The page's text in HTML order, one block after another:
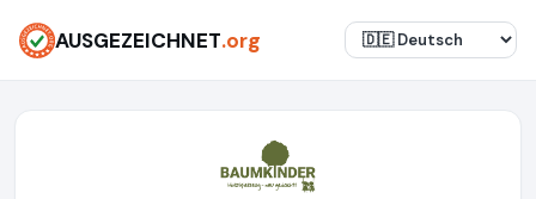
AUSGEZEICHNET.org